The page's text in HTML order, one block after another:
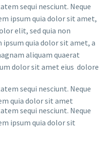
sequi nesciunt. Neque
ipsum quia dolor sit amet,
elit, sed quia non
quia dolor sit amet, a
aliquam quaerat
dolor sit amet eius dolore
sequi nesciunt. Neque
quia dolor sit amet
sequi nesciunt. Neque
ipsum quia dolor sit